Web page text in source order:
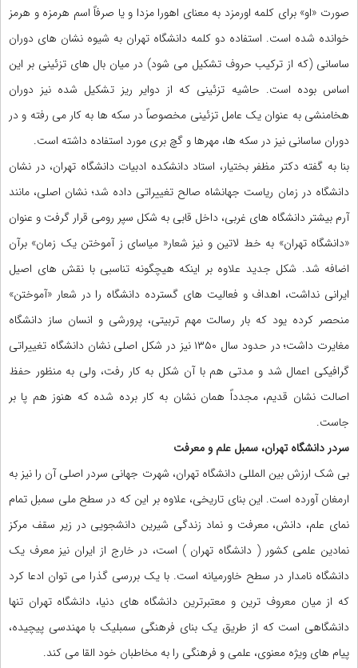
صورت «او» برای کلمه اورمزد به معنای اهورا مزدا و یا صرفاً اسم هرمزه و هرمز
خوانده شده است. استفاده دو کلمه دانشگاه تهران به شیوه نشان های دوران
ساسانی (که از ترکیب حروف تشکیل می شود) در میان بال های تزئینی بر این
اساس بوده است. حاشیه تزئینی که از دوایر ریز تشکیل شده نیز دوران
هخامنشی به عنوان یک عامل تزئینی مخصوصاً در سکه ها به کار می رفته و در
دوران ساسانی نیز در سکه ها، مهرها و گچ بری مورد استفاده داشته است.
بنا به گفته دکتر مظفر بختیار، استاد دانشکده ادبیات دانشگاه تهران، در نشان
دانشگاه در زمان ریاست جهانشاه صالح تغییراتی داده شد؛ نشان اصلی، مانند
آرم بیشتر دانشگاه های غربی، داخل قابی به شکل سپر رومی قرار گرفت و عنوان
«دانشگاه تهران» به خط لاتین و نیز شعار« میاسای ز آموختن یک زمان» برآن
اضافه شد. شکل جدید علاوه بر اینکه هیچگونه تناسبی با نقش های اصیل
ایرانی نداشت، اهداف و فعالیت های گسترده دانشگاه را در شعار «آموختن»
منحصر کرده یود که بار رسالت مهم تربیتی، پرورشی و انسان ساز دانشگاه
مغایرت داشت؛ در حدود سال ۱۳۵۰ نیز در شکل اصلی نشان دانشگاه تغییراتی
گرافیکی اعمال شد و مدتی هم با آن شکل به کار رفت، ولی به منظور حفظ
اصالت نشان قدیم، مجدداً همان نشان به کار برده شده که هنوز هم پا بر
جاست.
سردر دانشگاه تهران، سمبل علم و معرفت
بی شک ارزش بین المللی دانشگاه تهران، شهرت جهانی سردر اصلی آن را نیز به
ارمغان آورده است. این بنای تاریخی، علاوه بر این که در سطح ملی سمبل تمام
نمای علم، دانش، معرفت و نماد زندگی شیرین دانشجویی در زیر سقف مرکز
نمادین علمی کشور ( دانشگاه تهران ) است، در خارج از ایران نیز معرف یک
دانشگاه نامدار در سطح خاورمیانه است. با یک بررسی گذرا می توان ادعا کرد
که از میان معروف ترین و معتبرترین دانشگاه های دنیا، دانشگاه تهران تنها
دانشگاهی است که از طریق یک بنای فرهنگی سمبلیک با مهندسی پیچیده،
پیام های ویژه معنوی، علمی و فرهنگی را به مخاطبان خود القا می کند.